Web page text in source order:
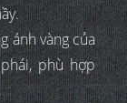
ánh vàng của
phù hợp